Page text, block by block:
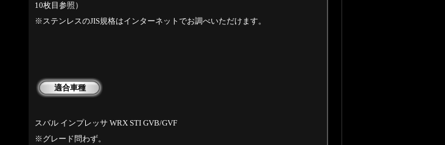
10枚目参照）
※ステンレスのJIS規格はインターネットでお調べいただけます。
適合車種
スバル インプレッサ WRX STI GVB/GVF
※グレード問わず。